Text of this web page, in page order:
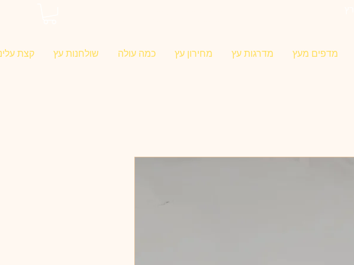
מדפים מעץ מדרגות עץ מחירון עץ כמה עולה שולחנות עץ קצת